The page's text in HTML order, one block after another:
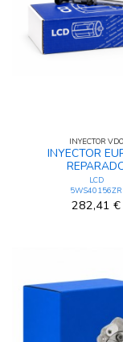
INYECTOR VDO
INYECTOR
LCD
5WS40156ZR
282,41 €